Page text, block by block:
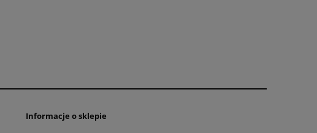
Informacje o sklepie